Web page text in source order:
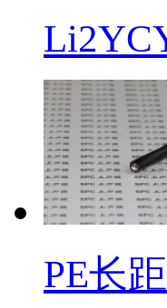
PE长